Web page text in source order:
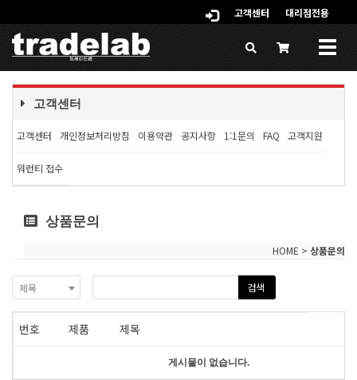
고객센터 대리점전용
고객센터
고객센터 개인정보처리방침 이용약관 공지사항 1:1문의 FAQ 고객지원
워런티 접수
상품문의
HOME > 상품문의
제목 검색
번호 제품 제목
게시물이 없습니다.